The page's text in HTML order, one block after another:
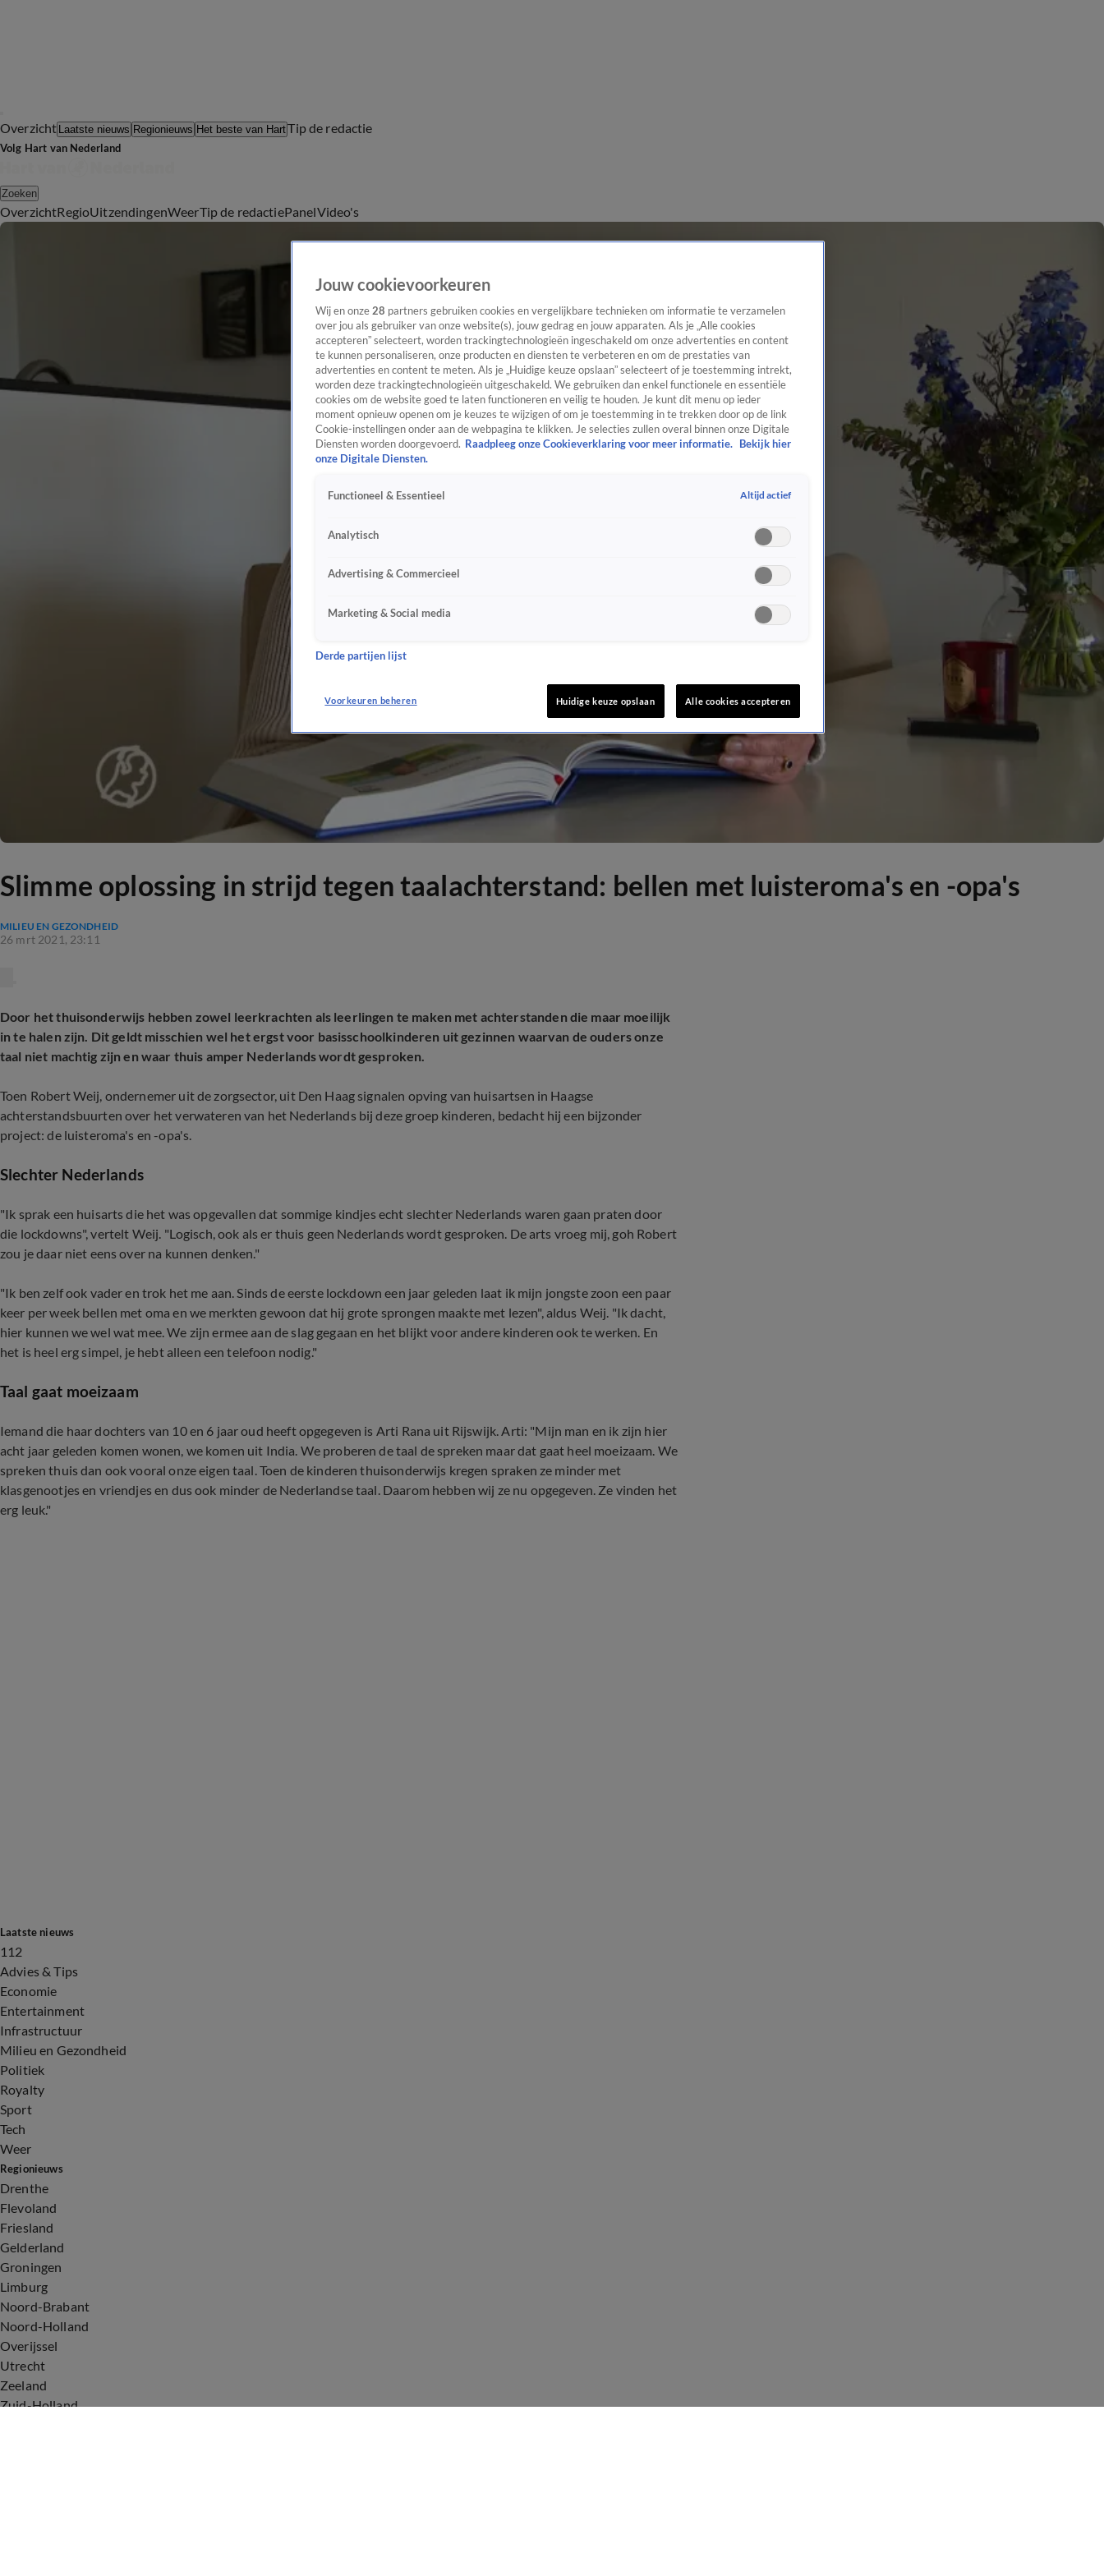
Overzicht Laatste nieuws Regionieuws Het beste van HartTip de redactie
Volg Hart van Nederland
Zoeken
OverzichtRegioUitzendingenWeerTip de redactiePanelVideo's
Slimme oplossing in strijd tegen taalachterstand: bellen met luisteroma's en -opa's
MILIEU EN GEZONDHEID
26 mrt 2021, 23:11
Door het thuisonderwijs hebben zowel leerkrachten als leerlingen te maken met achterstanden die maar moeilijk
in te halen zijn. Dit geldt misschien wel het ergst voor basisschoolkinderen uit gezinnen waarvan de ouders onze
taal niet machtig zijn en waar thuis amper Nederlands wordt gesproken.
Toen Robert Weij, ondernemer uit de zorgsector, uit Den Haag signalen opving van huisartsen in Haagse
achterstandsbuurten over het verwateren van het Nederlands bij deze groep kinderen, bedacht hij een bijzonder
project: de luisteroma's en -opa's.
Slechter Nederlands
"Ik sprak een huisarts die het was opgevallen dat sommige kindjes echt slechter Nederlands waren gaan praten door
die lockdowns", vertelt Weij. "Logisch, ook als er thuis geen Nederlands wordt gesproken. De arts vroeg mij, goh Robert
zou je daar niet eens over na kunnen denken."
"Ik ben zelf ook vader en trok het me aan. Sinds de eerste lockdown een jaar geleden laat ik mijn jongste zoon een paar
keer per week bellen met oma en we merkten gewoon dat hij grote sprongen maakte met lezen", aldus Weij. "Ik dacht,
hier kunnen we wel wat mee. We zijn ermee aan de slag gegaan en het blijkt voor andere kinderen ook te werken. En
het is heel erg simpel, je hebt alleen een telefoon nodig."
Taal gaat moeizaam
Iemand die haar dochters van 10 en 6 jaar oud heeft opgegeven is Arti Rana uit Rijswijk. Arti: "Mijn man en ik zijn hier
acht jaar geleden komen wonen, we komen uit India. We proberen de taal de spreken maar dat gaat heel moeizaam. We
spreken thuis dan ook vooral onze eigen taal. Toen de kinderen thuisonderwijs kregen spraken ze minder met
klasgenootjes en vriendjes en dus ook minder de Nederlandse taal. Daarom hebben wij ze nu opgegeven. Ze vinden het
erg leuk."
Laatste nieuws
112
Advies & Tips
Economie
Entertainment
Infrastructuur
Milieu en Gezondheid
Politiek
Royalty
Sport
Tech
Weer
Regionieuws
Drenthe
Flevoland
Friesland
Gelderland
Groningen
Limburg
Noord-Brabant
Noord-Holland
Overijssel
Utrecht
Zeeland
Zuid-Holland
Jouw cookievoorkeuren
Wij en onze 28 partners gebruiken cookies en vergelijkbare technieken om informatie te verzamelen
over jou als gebruiker van onze website(s), jouw gedrag en jouw apparaten. Als je „Alle cookies
accepteren” selecteert, worden trackingtechnologieën ingeschakeld om onze advertenties en content
te kunnen personaliseren, onze producten en diensten te verbeteren en om de prestaties van
advertenties en content te meten. Als je „Huidige keuze opslaan” selecteert of je toestemming intrekt,
worden deze trackingtechnologieën uitgeschakeld. We gebruiken dan enkel functionele en essentiële
cookies om de website goed te laten functioneren en veilig te houden. Je kunt dit menu op ieder
moment opnieuw openen om je keuzes te wijzigen of om je toestemming in te trekken door op de link
Cookie-instellingen onder aan de webpagina te klikken. Je selecties zullen overal binnen onze Digitale
Diensten worden doorgevoerd. Raadpleeg onze Cookieverklaring voor meer informatie.
Bekijk hier
onze Digitale Diensten.
Functioneel & Essentieel Altijd actief
Analytisch
Advertising & Commercieel
Marketing & Social media
Derde partijen lijst
Voorkeuren beheren Huidige keuze opslaan Alle cookies accepteren